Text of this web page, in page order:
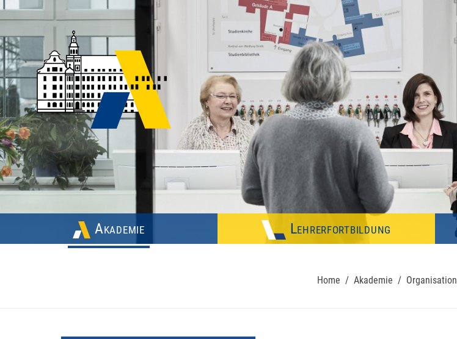
Akademie Lehrerfortbildung
Home / Akademie / Organisation